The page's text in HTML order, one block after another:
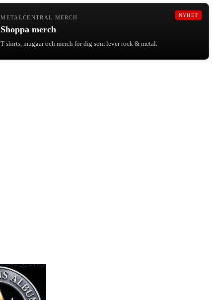
NYHET
METALCENTRAL MERCH
Shoppa merch
T-shirts, muggar och merch för dig som lever rock & metal.